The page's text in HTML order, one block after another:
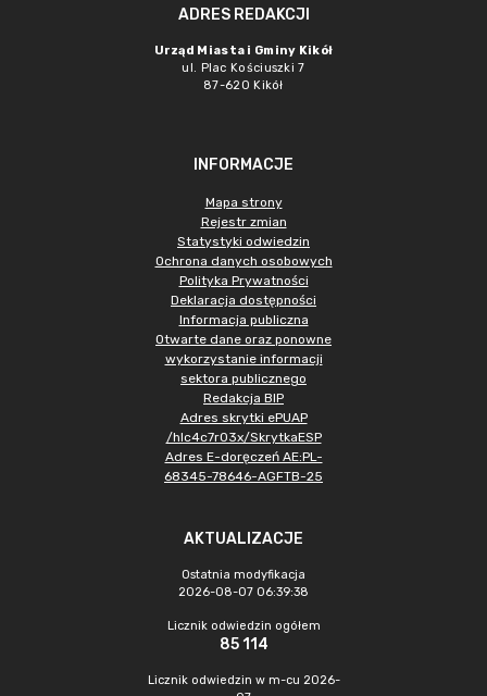
ADRES REDAKCJI
Urząd Miasta i Gminy Kikół
ul. Plac Kościuszki 7
87-620 Kikół
INFORMACJE
Mapa strony
Rejestr zmian
Statystyki odwiedzin
Ochrona danych osobowych
Polityka Prywatności
Deklaracja dostępności
Informacja publiczna
Otwarte dane oraz ponowne
wykorzystanie informacji
sektora publicznego
Redakcja BIP
Adres skrytki ePUAP
/hlc4c7r03x/SkrytkaESP
Adres E-doręczeń AE:PL-
68345-78646-AGFTB-25
AKTUALIZACJE
Ostatnia modyfikacja
2026-08-07 06:39:38
Licznik odwiedzin ogółem
85 114
Licznik odwiedzin w m-cu 2026-